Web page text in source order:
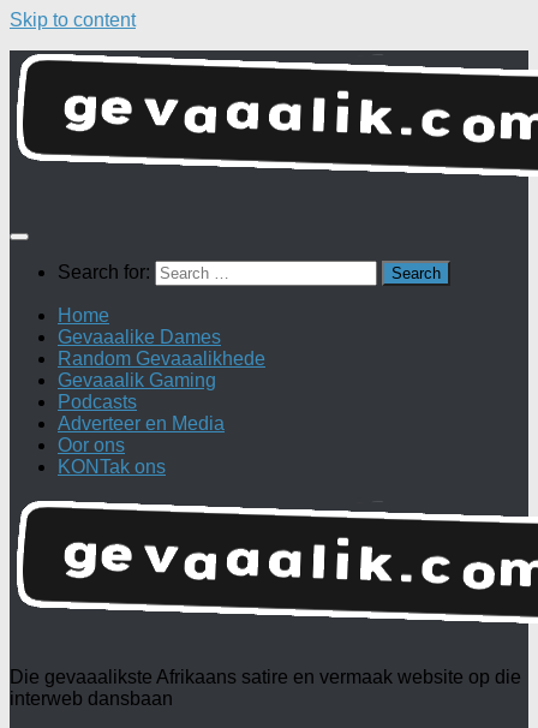
Skip to content
Search for:
Home
Gevaaalike Dames
Random Gevaaalikhede
Gevaaalik Gaming
Podcasts
Adverteer en Media
Oor ons
KONTak ons
Die gevaaalikste Afrikaans satire en vermaak website op die
interweb dansbaan